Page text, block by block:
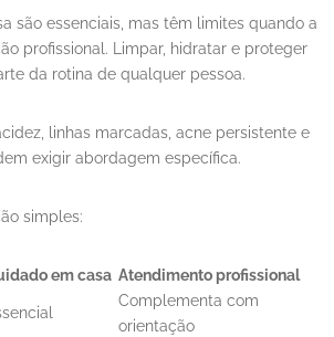
são essenciais, mas têm limites quando a
profissional. Limpar, hidratar e proteger
da rotina de qualquer pessoa.
linhas marcadas, acne persistente e
exigir abordagem específica.
simples:
em casa Atendimento profissional
Complementa com
orientação